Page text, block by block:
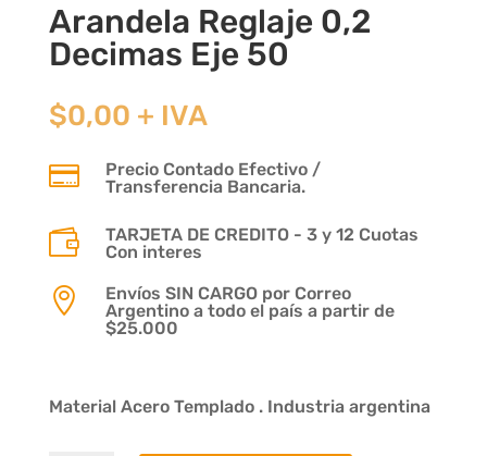
Arandela Reglaje 0,2
Decimas Eje 50
$0,00 + IVA

Precio Contado Efectivo /
Transferencia Bancaria.

TARJETA DE CREDITO - 3 y 12 Cuotas
Con interes

Envíos SIN CARGO por Correo
Argentino a todo el país a partir de
$25.000
Material Acero Templado . Industria argentina